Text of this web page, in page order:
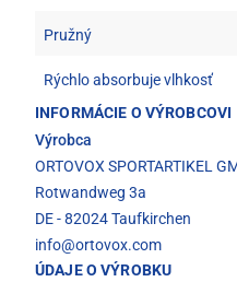
Pružný
Rýchlo absorbuje vlhkosť
INFORMÁCIE O VÝROBCOVI
Výrobca
ORTOVOX SPORTARTIKEL
Rotwandweg 3a
DE - 82024 Taufkirchen
info@ortovox.com
ÚDAJE O VÝROBKU